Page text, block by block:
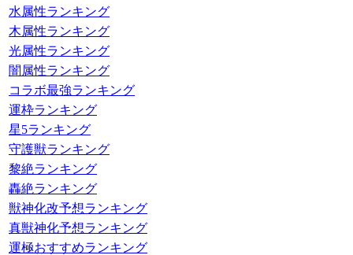
水属性ランキング
木属性ランキング
光属性ランキング
闇属性ランキング
コラボ最強ランキング
運枠ランキング
星5ランキング
守護獣ランキング
黎絶ランキング
轟絶ランキング
獣神化改予想ランキング
真獣神化予想ランキング
運極おすすめランキング